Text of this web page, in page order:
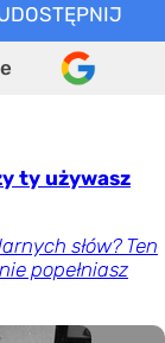
ty używasz
słów? Ten
popełniasz